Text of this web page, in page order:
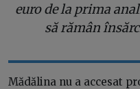
euro de la prima
să rămân
Mădălina nu a accesat